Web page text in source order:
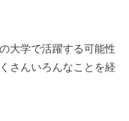
大学で活躍する可能性
さんいろんなことを経